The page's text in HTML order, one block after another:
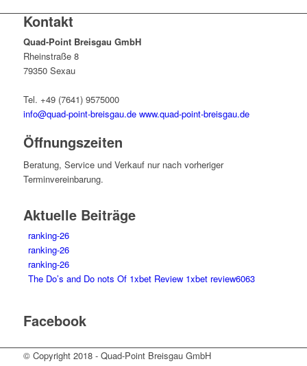
Kontakt
Quad-Point Breisgau GmbH
Rheinstraße 8
79350 Sexau
Tel. +49 (7641) 9575000
info@quad-point-breisgau.de www.quad-point-breisgau.de
Öffnungszeiten
Beratung, Service und Verkauf nur nach vorheriger
Terminvereinbarung.
Aktuelle Beiträge
ranking-26
ranking-26
ranking-26
The Do’s and Do nots Of 1xbet Review 1xbet review6063
Facebook
© Copyright 2018 - Quad-Point Breisgau GmbH